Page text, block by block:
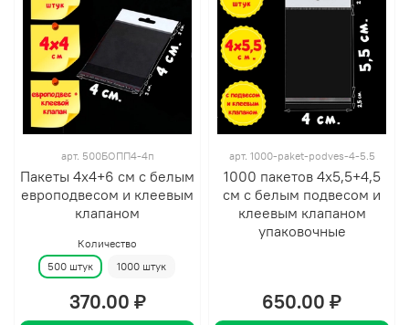
арт. 500БОПП4-4п
Пакеты 4х4+6 см с белым
европодвесом и клеевым
клапаном
Количество
500 штук
1000 штук
370.00 ₽
арт. 1000-paket-podves-4-5.5
1000 пакетов 4х5,5+4,5
см с белым подвесом и
клеевым клапаном
упаковочные
650.00 ₽